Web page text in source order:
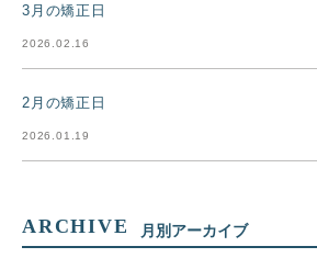
3月の矯正日
2026.02.16
2月の矯正日
2026.01.19
ARCHIVE 月別アーカイブ